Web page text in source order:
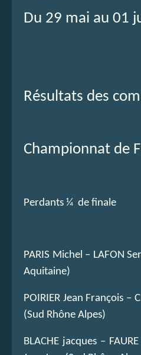
Du 29 mai au 01
Résultats des
Championnat de
Perdants ¼ de finale
PARIS Michel – LAFON
Aquitaine)
POIRIER Jean François –
(Sud Rhône Alpes)
BLACHE jacques –